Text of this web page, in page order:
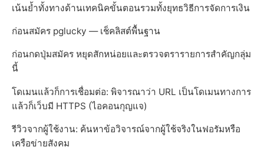
เน้นย้ำทั้งทางด้านเทคนิคขั้นตอนรวมทั้งยุทธวิธีการจัดการเงิน
ก่อนสมัคร pglucky — เช็คลิสต์พื้นฐาน
ก่อนกดปุ่มสมัคร หยุดสักหน่อยและตรวจตรารายการสำคัญกลุ่ม
นี้
โดเมนแล้วก็การเชื่อมต่อ: พิจารณาว่า URL เป็นโดเมนทางการ
แล้วก็เว็บมี HTTPS (ไอคอนกุญแจ)
รีวิวจากผู้ใช้งาน: ค้นหาข้อวิจารณ์จากผู้ใช้จริงในฟอรัมหรือ
เครือข่ายสังคม